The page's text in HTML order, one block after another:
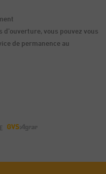
d’ouverture, vous pouvez vous
de permanence au